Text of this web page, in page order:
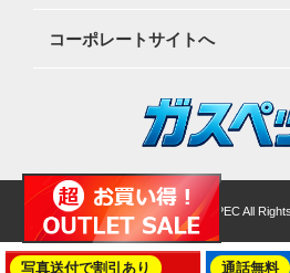
コーポレートサイトへ
©2026 GASSPEC All
写真送付で割引あり 通話無料